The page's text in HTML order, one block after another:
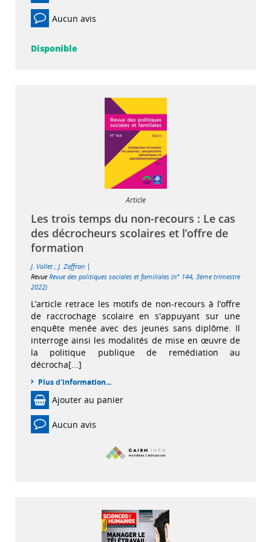
Aucun avis
Disponible
Article
Les trois temps du non-recours : Le cas
des décrocheurs scolaires et l’offre de
formation
J. Vollet ; J. Zaffran |
Revue Revue des politiques sociales et familiales (n° 144, 3ème trimestre
2022)
L’article retrace les motifs de non-recours à l’offre
de raccrochage scolaire en s'appuyant sur une
enquête menée avec des jeunes sans diplôme. Il
interroge ainsi les modalités de mise en œuvre de
la politique publique de remédiation au
décrocha[...]
Plus d'information...
Ajouter au panier
Aucun avis